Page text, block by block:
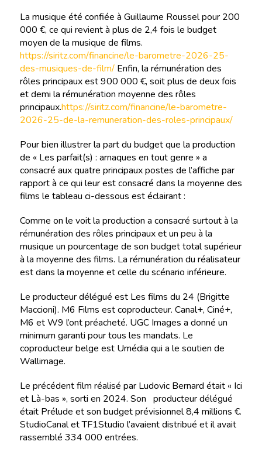
La musique été confiée à Guillaume Roussel pour 200
000 €, ce qui revient à plus de 2,4 fois le budget
moyen de la musique de films.
https://siritz.com/financine/le-barometre-2026-25-
des-musiques-de-film/Enfin, la rémunération des
rôles principaux est 900 000 €, soit plus de deux fois
et demi la rémunération moyenne des rôles
principaux.https://siritz.com/financine/le-barometre-
2026-25-de-la-remuneration-des-roles-principaux/
Pour bien illustrer la part du budget que la production
de « Les parfait(s) : arnaques en tout genre » a
consacré aux quatre principaux postes de l’affiche par
rapport à ce qui leur est consacré dans la moyenne des
films le tableau ci-dessous est éclairant :
Comme on le voit la production a consacré surtout à la
rémunération des rôles principaux et un peu à la
musique un pourcentage de son budget total supérieur
à la moyenne des films. La rémunération du réalisateur
est dans la moyenne et celle du scénario inférieure.
Le producteur délégué est Les films du 24 (Brigitte
Maccioni). M6 Films est coproducteur. Canal+, Ciné+,
M6 et W9 l’ont préacheté. UGC Images a donné un
minimum garanti pour tous les mandats. Le
coproducteur belge est Umédia qui a le soutien de
Wallimage.
Le précédent film réalisé par Ludovic Bernard était « Ici
et Là-bas », sorti en 2024. Son producteur délégué
était Prélude et son budget prévisionnel 8,4 millions €.
StudioCanal et TF1Studio l’avaient distribué et il avait
rassemblé 334 000 entrées.